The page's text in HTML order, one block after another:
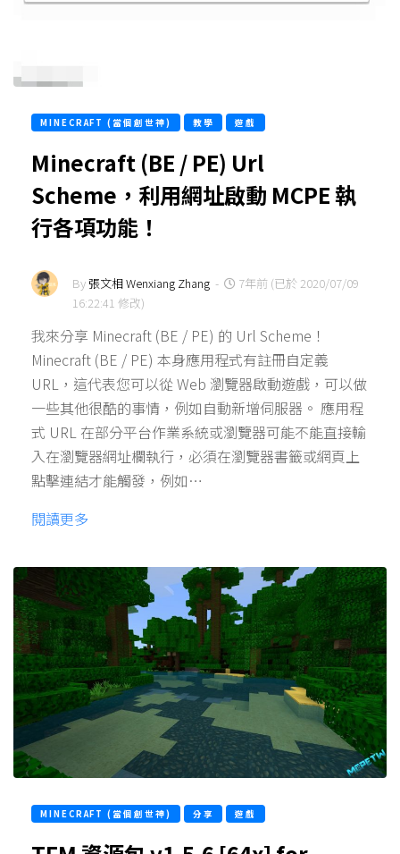
MINECRAFT (當個創世神) 教學 遊戲
Minecraft (BE / PE) Url
Scheme，利用網址啟動 MCPE 執
行各項功能！
By張文相 Wenxiang Zhang -
7年前 (已於 2020/07/09
16:22:41 修改)
我來分享 Minecraft (BE / PE) 的 Url Scheme！
Minecraft (BE / PE) 本身應用程式有註冊自定義
URL，這代表您可以從 Web 瀏覽器啟動遊戲，可以做
一些其他很酷的事情，例如自動新增伺服器。 應用程
式 URL 在部分平台作業系統或瀏覽器可能不能直接輸
入在瀏覽器網址欄執行，必須在瀏覽器書籤或網頁上
點擊連結才能觸發，例如…
閱讀更多
MINECRAFT (當個創世神) 分享 遊戲